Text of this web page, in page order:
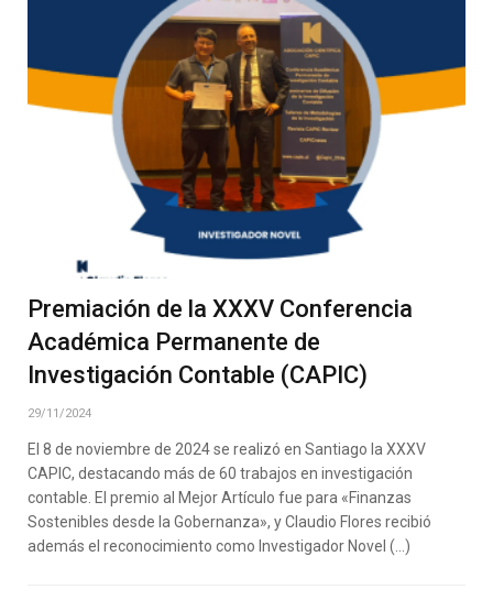
Premiación de la XXXV Conferencia
Académica Permanente de
Investigación Contable (CAPIC)
29/11/2024
El 8 de noviembre de 2024 se realizó en Santiago la XXXV
CAPIC, destacando más de 60 trabajos en investigación
contable. El premio al Mejor Artículo fue para «Finanzas
Sostenibles desde la Gobernanza», y Claudio Flores recibió
además el reconocimiento como Investigador Novel (…)